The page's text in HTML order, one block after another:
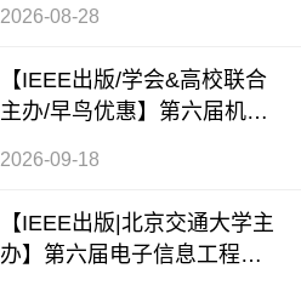
2026-08-28
【IEEE出版/学会&高校联合
主办/早鸟优惠】第六届机电
6）
2026-09-18
【IEEE出版|北京交通大学主
办】第六届电子信息工程与